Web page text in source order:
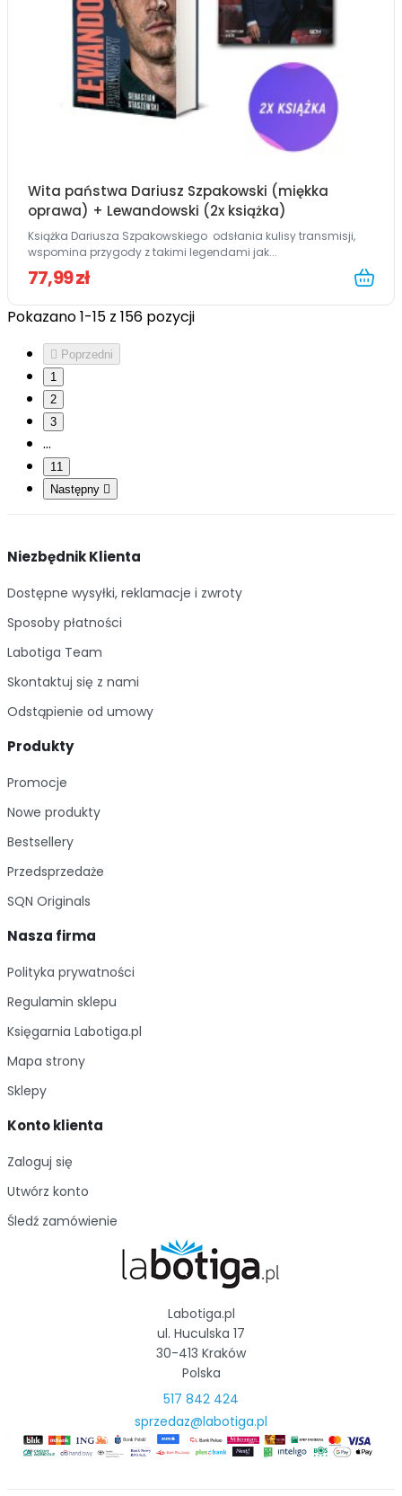
Wita państwa Dariusz Szpakowski (miękka
oprawa) + Lewandowski (2x książka)
Książka Dariusza Szpakowskiego odsłania kulisy transmisji,
wspomina przygody z takimi legendami jak...
77,99 zł
Pokazano 1-15 z 156 pozycji
 Poprzedni
1
2
3
…
11
Następny 
Niezbędnik Klienta
Dostępne wysyłki, reklamacje i zwroty
Sposoby płatności
Labotiga Team
Skontaktuj się z nami
Odstąpienie od umowy
Produkty
Promocje
Nowe produkty
Bestsellery
Przedsprzedaże
SQN Originals
Nasza firma
Polityka prywatności
Regulamin sklepu
Księgarnia Labotiga.pl
Mapa strony
Sklepy
Konto klienta
Zaloguj się
Utwórz konto
Śledź zamówienie
Labotiga.pl
ul. Huculska 17
30-413 Kraków
Polska
517 842 424
sprzedaz@labotiga.pl